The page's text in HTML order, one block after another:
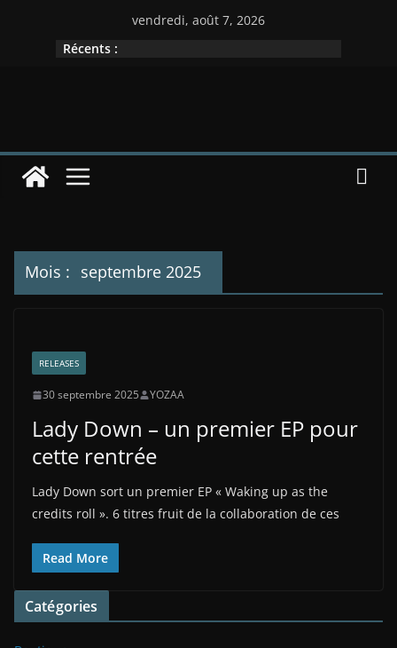
vendredi, août 7, 2026
Récents :
Mois : septembre 2025
RELEASES
30 septembre 2025 YOZAA
Lady Down – un premier EP pour
cette rentrée
Lady Down sort un premier EP « Waking up as the
credits roll ». 6 titres fruit de la collaboration de ces
Read More
Catégories